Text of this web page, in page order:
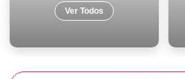
Ver Todos